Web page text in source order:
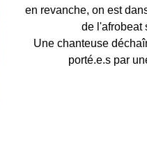
en revanche, on est
de l'afrobeat
Une chanteuse
porté.e.s par